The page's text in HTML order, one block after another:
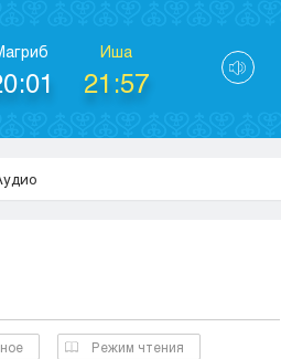
Иша
21:57
Режим чтения